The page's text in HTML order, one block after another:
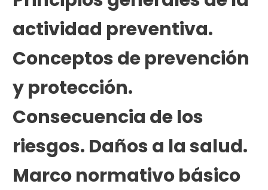
actividad preventiva.
Conceptos de prevención
y protección.
Consecuencia de los
riesgos. Daños a la salud.
Marco normativo básico